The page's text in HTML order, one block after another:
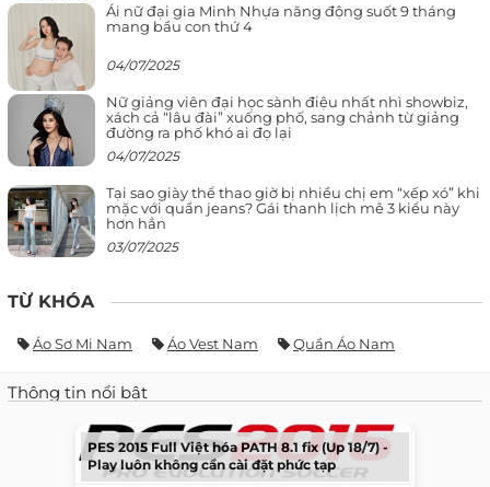
Ái nữ đại gia Minh Nhựa năng động suốt 9 tháng
mang bầu con thứ 4
04/07/2025
Nữ giảng viên đại học sành điệu nhất nhì showbiz,
xách cả “lâu đài” xuống phố, sang chảnh từ giảng
đường ra phố khó ai đọ lại
04/07/2025
Tại sao giày thể thao giờ bị nhiều chị em “xếp xó” khi
mặc với quần jeans? Gái thanh lịch mê 3 kiểu này
hơn hẳn
03/07/2025
TỪ KHÓA
Áo Sơ Mi Nam Áo Vest Nam Quần Áo Nam
Thông tin nổi bật
PES 2015 Full Việt hóa PATH 8.1 fix (Up 18/7) -
Play luôn không cần cài đặt phức tạp